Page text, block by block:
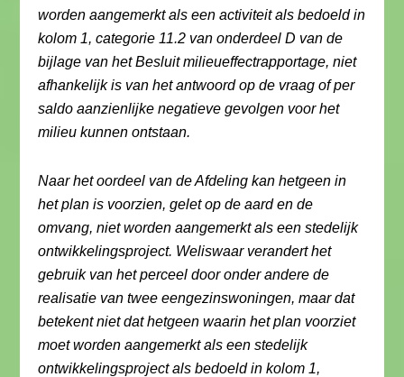
worden aangemerkt als een activiteit als bedoeld in
kolom 1, categorie 11.2 van onderdeel D van de
bijlage van het Besluit milieueffectrapportage, niet
afhankelijk is van het antwoord op de vraag of per
saldo aanzienlijke negatieve gevolgen voor het
milieu kunnen ontstaan.
Naar het oordeel van de Afdeling kan hetgeen in
het plan is voorzien, gelet op de aard en de
omvang, niet worden aangemerkt als een stedelijk
ontwikkelingsproject. Weliswaar verandert het
gebruik van het perceel door onder andere de
realisatie van twee eengezinswoningen, maar dat
betekent niet dat hetgeen waarin het plan voorziet
moet worden aangemerkt als een stedelijk
ontwikkelingsproject als bedoeld in kolom 1,